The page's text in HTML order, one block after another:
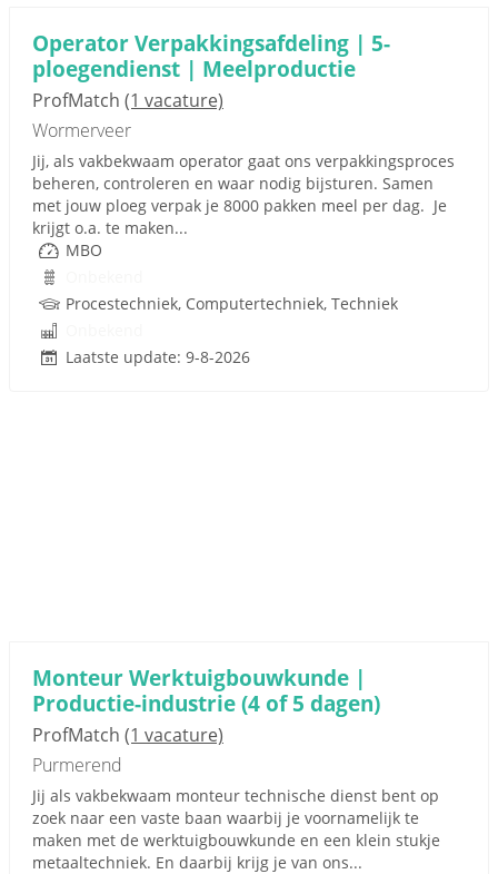
Operator Verpakkingsafdeling | 5-
ploegendienst | Meelproductie
ProfMatch (1 vacature)
Wormerveer
Jij, als vakbekwaam operator gaat ons verpakkingsproces
beheren, controleren en waar nodig bijsturen. Samen
met jouw ploeg verpak je 8000 pakken meel per dag. Je
krijgt o.a. te maken...
MBO
Procestechniek, Computertechniek, Techniek
Laatste update: 9-8-2026
Monteur Werktuigbouwkunde |
Productie-industrie (4 of 5 dagen)
ProfMatch (1 vacature)
Purmerend
Jij als vakbekwaam monteur technische dienst bent op
zoek naar een vaste baan waarbij je voornamelijk te
maken met de werktuigbouwkunde en een klein stukje
metaaltechniek. En daarbij krijg je van ons...